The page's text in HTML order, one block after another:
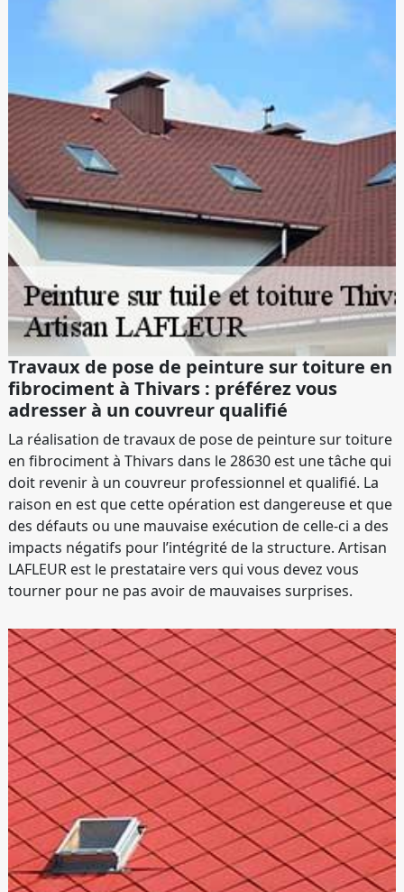
Travaux de pose de peinture sur toiture en
fibrociment à Thivars : préférez vous
adresser à un couvreur qualifié
La réalisation de travaux de pose de peinture sur toiture
en fibrociment à Thivars dans le 28630 est une tâche qui
doit revenir à un couvreur professionnel et qualifié. La
raison en est que cette opération est dangereuse et que
des défauts ou une mauvaise exécution de celle-ci a des
impacts négatifs pour l’intégrité de la structure. Artisan
LAFLEUR est le prestataire vers qui vous devez vous
tourner pour ne pas avoir de mauvaises surprises.